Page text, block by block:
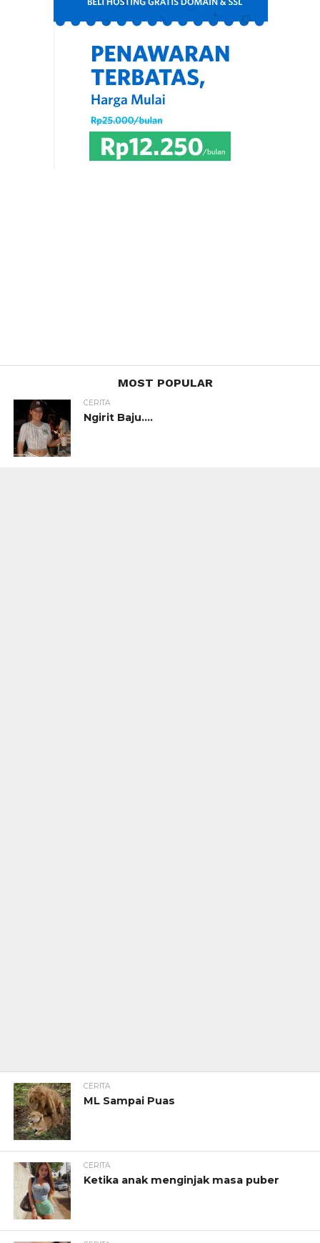
MOST POPULAR
CERITA
Ngirit Baju….
CERITA
ML Sampai Puas
CERITA
Ketika anak menginjak masa puber